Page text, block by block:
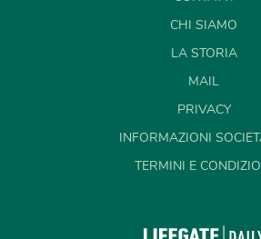
CHI SIAMO
LA STORIA
MAIL
PRIVACY
INFORMAZIONI
TERMINI E